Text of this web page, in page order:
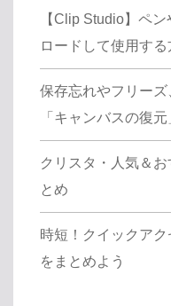
【Clip Studio】ペ
ロードして使用する
保存忘れやフリー
「キャンバスの復
クリスタ・人気＆
とめ
時短！クイックア
をまとめよう